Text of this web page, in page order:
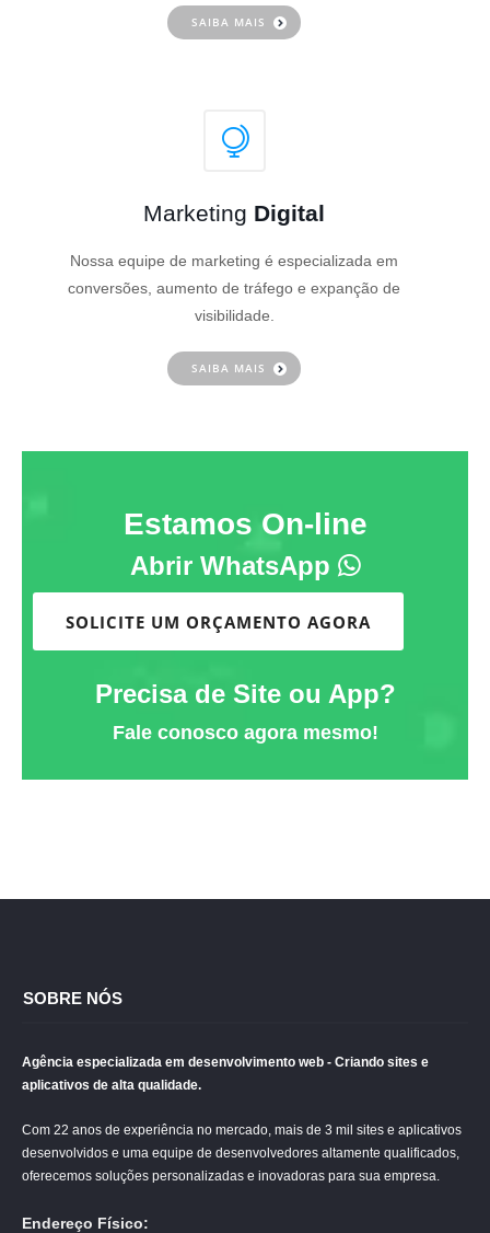
SAIBA MAIS
Marketing Digital
Nossa equipe de marketing é especializada em
conversões, aumento de tráfego e expanção de
visibilidade.
SAIBA MAIS
Estamos On-line
Abrir WhatsApp
SOLICITE UM ORÇAMENTO AGORA
Precisa de Site ou App?
Fale conosco agora mesmo!
SOBRE NÓS
Agência especializada em desenvolvimento web - Criando sites e
aplicativos de alta qualidade.
Com 22 anos de experiência no mercado, mais de 3 mil sites e aplicativos
desenvolvidos e uma equipe de desenvolvedores altamente qualificados,
oferecemos soluções personalizadas e inovadoras para sua empresa.
Endereço Físico: